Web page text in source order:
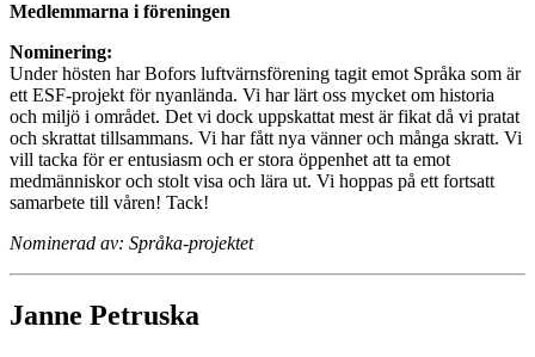
Medlemmarna i föreningen
Nominering:
Under hösten har Bofors luftvärnsförening tagit emot Språka som är
ett ESF-projekt för nyanlända. Vi har lärt oss mycket om historia
och miljö i området. Det vi dock uppskattat mest är fikat då vi pratat
och skrattat tillsammans. Vi har fått nya vänner och många skratt. Vi
vill tacka för er entusiasm och er stora öppenhet att ta emot
medmänniskor och stolt visa och lära ut. Vi hoppas på ett fortsatt
samarbete till våren! Tack!
Nominerad av: Språka-projektet
Janne Petruska